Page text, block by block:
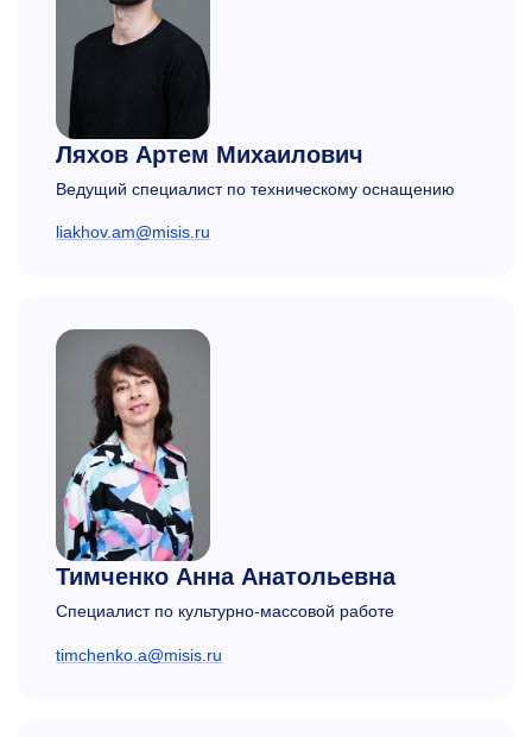
Ляхов Артем Михаилович
Ведущий специалист по техническому оснащению
liakhov.am@misis.ru
Тимченко Анна Анатольевна
Специалист по культурно-массовой работе
timchenko.a@misis.ru